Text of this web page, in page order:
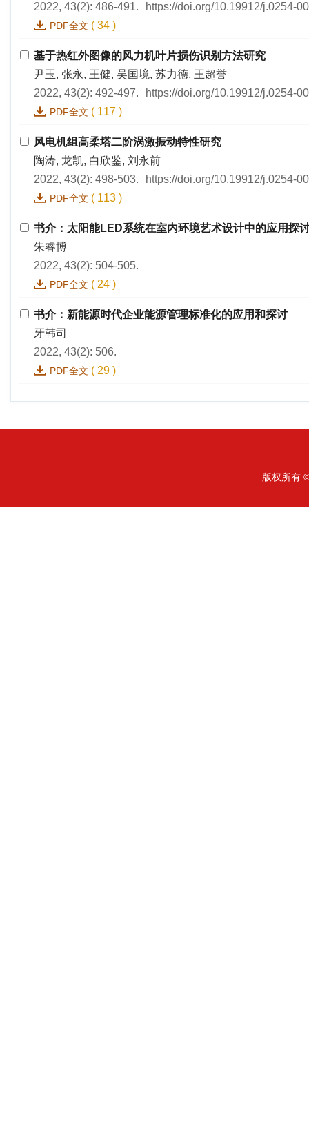
2022, 43(2): 486-491.
https://doi.org/10.19912/j.0254-
PDF全文 ( 34 )
基于热红外图像的风力机叶片损伤识别方法研究
尹玉, 张永, 王健, 吴国境, 苏力德, 王超誉
2022, 43(2): 492-497.
https://doi.org/10.19912/j.0254-
PDF全文 ( 117 )
风电机组高柔塔二阶涡激振动特性研究
陶涛, 龙凯, 白欣鉴, 刘永前
2022, 43(2): 498-503.
https://doi.org/10.19912/j.0254-
PDF全文 ( 113 )
书介：太阳能LED系统在室内环境艺术设计中的应用探
朱睿博
2022, 43(2): 504-505.
PDF全文 ( 24 )
书介：新能源时代企业能源管理标准化的应用和探讨
牙韩司
2022, 43(2): 506.
PDF全文 ( 29 )
版权所有